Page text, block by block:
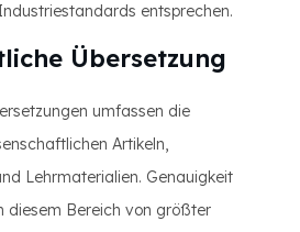
entsprechen.
Übersetzung
umfassen die
Artikeln,
Lehrmaterialien. Genauigkeit
diesem Bereich von größter